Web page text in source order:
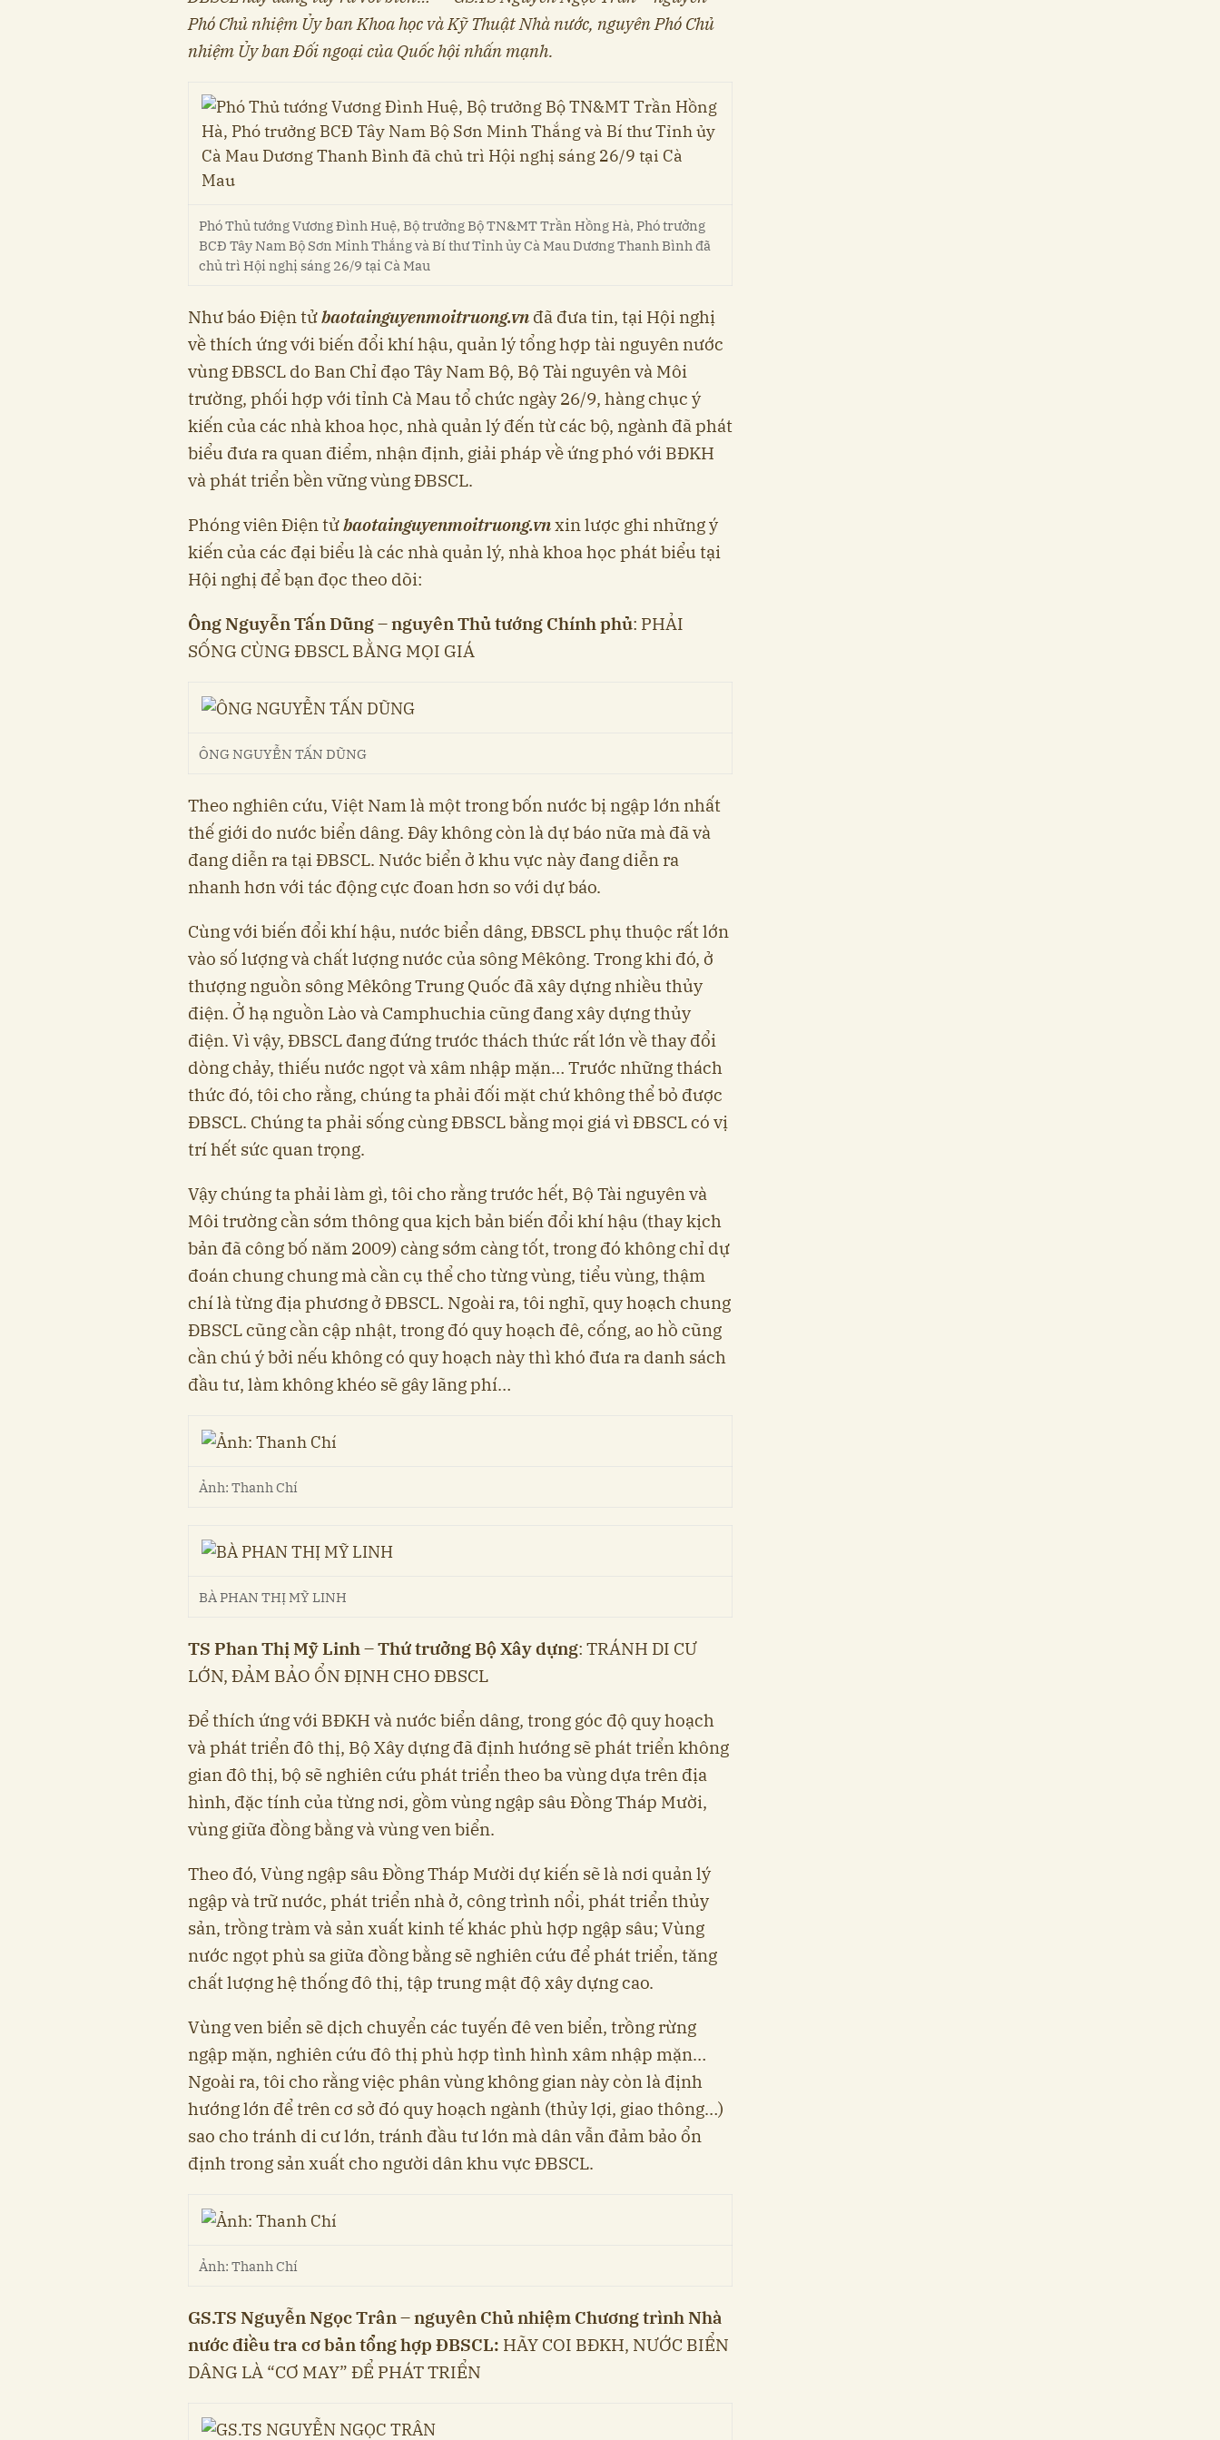
Phó Chủ nhiệm Ủy ban Khoa học và Kỹ Thuật Nhà nước, nguyên Phó Chủ
nhiệm Ủy ban Đối ngoại của Quốc hội nhấn mạnh.
Phó Thủ tướng Vương Đình Huệ, Bộ trưởng Bộ TN&MT Trần Hồng Hà, Phó trưởng
BCĐ Tây Nam Bộ Sơn Minh Thắng và Bí thư Tỉnh ủy Cà Mau Dương Thanh Bình đã
chủ trì Hội nghị sáng 26/9 tại Cà Mau
Như báo Điện tửbaotainguyenmoitruong.vn đã đưa tin, tại Hội nghị
về thích ứng với biến đổi khí hậu, quản lý tổng hợp tài nguyên nước
vùng ĐBSCL do Ban Chỉ đạo Tây Nam Bộ, Bộ Tài nguyên và Môi
trường, phối hợp với tỉnh Cà Mau tổ chức ngày 26/9, hàng chục ý
kiến của các nhà khoa học, nhà quản lý đến từ các bộ, ngành đã phát
biểu đưa ra quan điểm, nhận định, giải pháp về ứng phó với BĐKH
và phát triển bền vững vùng ĐBSCL.
Phóng viên Điện tửbaotainguyenmoitruong.vnxin lược ghi những ý
kiến của các đại biểu là các nhà quản lý, nhà khoa học phát biểu tại
Hội nghị để bạn đọc theo dõi:
Ông Nguyễn Tấn Dũng – nguyên Thủ tướng Chính phủ: PHẢI
SỐNG CÙNG ĐBSCL BẰNG MỌI GIÁ
ÔNG NGUYỄN TẤN DŨNG
Theo nghiên cứu, Việt Nam là một trong bốn nước bị ngập lớn nhất
thế giới do nước biển dâng. Đây không còn là dự báo nữa mà đã và
đang diễn ra tại ĐBSCL. Nước biển ở khu vực này đang diễn ra
nhanh hơn với tác động cực đoan hơn so với dự báo.
Cùng với biến đổi khí hậu, nước biển dâng, ĐBSCL phụ thuộc rất lớn
vào số lượng và chất lượng nước của sông Mêkông. Trong khi đó, ở
thượng nguồn sông Mêkông Trung Quốc đã xây dựng nhiều thủy
điện. Ở hạ nguồn Lào và Camphuchia cũng đang xây dựng thủy
điện. Vì vậy, ĐBSCL đang đứng trước thách thức rất lớn về thay đổi
dòng chảy, thiếu nước ngọt và xâm nhập mặn… Trước những thách
thức đó, tôi cho rằng, chúng ta phải đối mặt chứ không thể bỏ được
ĐBSCL. Chúng ta phải sống cùng ĐBSCL bằng mọi giá vì ĐBSCL có vị
trí hết sức quan trọng.
Vậy chúng ta phải làm gì, tôi cho rằng trước hết, Bộ Tài nguyên và
Môi trường cần sớm thông qua kịch bản biến đổi khí hậu (thay kịch
bản đã công bố năm 2009) càng sớm càng tốt, trong đó không chỉ dự
đoán chung chung mà cần cụ thể cho từng vùng, tiểu vùng, thậm
chí là từng địa phương ở ĐBSCL. Ngoài ra, tôi nghĩ, quy hoạch chung
ĐBSCL cũng cần cập nhật, trong đó quy hoạch đê, cống, ao hồ cũng
cần chú ý bởi nếu không có quy hoạch này thì khó đưa ra danh sách
đầu tư, làm không khéo sẽ gây lãng phí…
Ảnh: Thanh Chí
BÀ PHAN THỊ MỸ LINH
TS Phan Thị Mỹ Linh – Thứ trưởng Bộ Xây dựng: TRÁNH DI CƯ
LỚN, ĐẢM BẢO ỔN ĐỊNH CHO ĐBSCL
Để thích ứng với BĐKH và nước biển dâng, trong góc độ quy hoạch
và phát triển đô thị, Bộ Xây dựng đã định hướng sẽ phát triển không
gian đô thị, bộ sẽ nghiên cứu phát triển theo ba vùng dựa trên địa
hình, đặc tính của từng nơi, gồm vùng ngập sâu Đồng Tháp Mười,
vùng giữa đồng bằng và vùng ven biển.
Theo đó, Vùng ngập sâu Đồng Tháp Mười dự kiến sẽ là nơi quản lý
ngập và trữ nước, phát triển nhà ở, công trình nổi, phát triển thủy
sản, trồng tràm và sản xuất kinh tế khác phù hợp ngập sâu; Vùng
nước ngọt phù sa giữa đồng bằng sẽ nghiên cứu để phát triển, tăng
chất lượng hệ thống đô thị, tập trung mật độ xây dựng cao.
Vùng ven biển sẽ dịch chuyển các tuyến đê ven biển, trồng rừng
ngập mặn, nghiên cứu đô thị phù hợp tình hình xâm nhập mặn…
Ngoài ra, tôi cho rằng việc phân vùng không gian này còn là định
hướng lớn để trên cơ sở đó quy hoạch ngành (thủy lợi, giao thông…)
sao cho tránh di cư lớn, tránh đầu tư lớn mà dân vẫn đảm bảo ổn
định trong sản xuất cho người dân khu vực ĐBSCL.
Ảnh: Thanh Chí
GS.TS Nguyễn Ngọc Trân – nguyên Chủ nhiệm Chương trình Nhà
nước điều tra cơ bản tổng hợp ĐBSCL: HÃY COI BĐKH, NƯỚC BIỂN
DÂNG LÀ “CƠ MAY” ĐỂ PHÁT TRIỂN